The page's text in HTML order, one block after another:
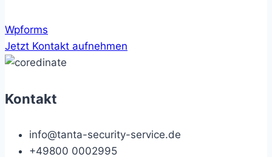
Wpforms
Jetzt Kontakt aufnehmen
Kontakt
info@tanta-security-service.de
+49800 0002995